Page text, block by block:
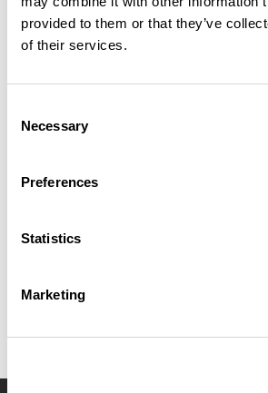
provided to them or that they’ve
of their services.
Selection
Necessary
Preferences
Statistics
Marketing
Ajouter un avis
Résumé
Découvrez ce parcours de vélo de 70,6
une ascension cumulée de plus de 600m.